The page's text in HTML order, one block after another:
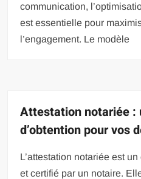
communication,
est essentielle pour
l’engagement. Le modèle
Attestation notariée :
d’obtention pour vos
L’attestation notariée est
et certifié par un notaire.